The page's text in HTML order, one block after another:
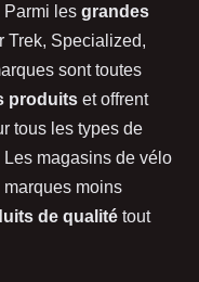
Parmi les grandes
Trek, Specialized,
sont toutes
produits et offrent
tous les types de
magasins de vélo
moins
de qualité tout